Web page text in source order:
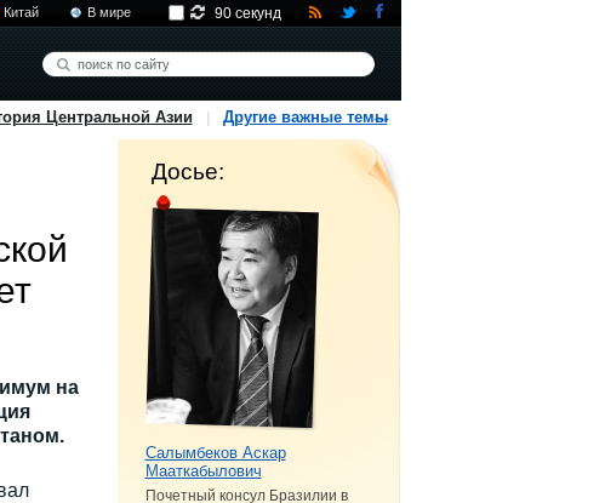
Китай В мире 90 секунд
Центральной Азии Другие важные темы
на
Досье:
Салымбеков Аскар
Мааткабылович
Почетный консул Бразилии в